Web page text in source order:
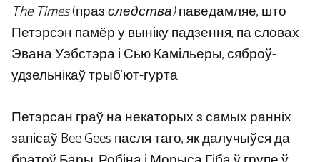
The Times(празследства)паведамляе, што
Петэрсэн памёр у выніку падзення, па словах
Эвана Уэбстэра і Сью Камільеры, сяброў-
удзельнікаў трыб’ют-гурта.
Петэрсан граў на некаторых з самых ранніх
запісаў Bee Gees пасля таго, як далучыўся да